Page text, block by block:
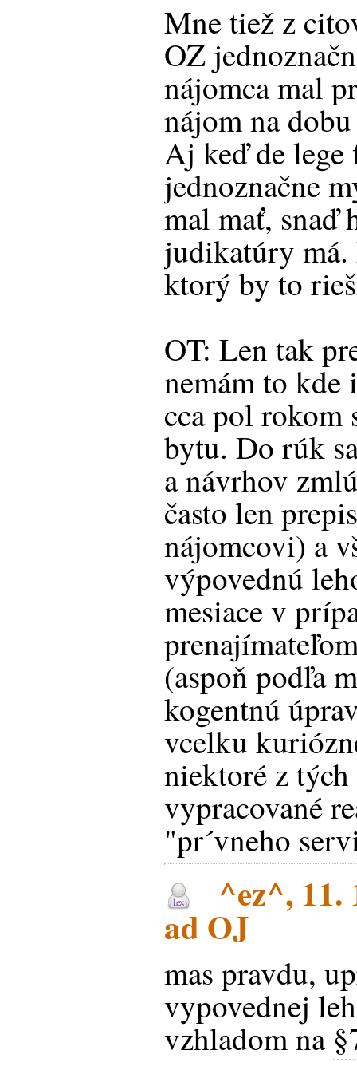
Mne tiež z
OZ
nájomca mal
nájom na
Aj keď de lege
jednoznačne
mal mať, snaď
judikatúry má.
ktorý by to
OT: Len tak
nemám to kde
cca pol rokom
bytu. Do rúk
a návrhov
často len
nájomcovi) a
výpovednú
mesiace v
(aspoň podľa
kogentnú
vcelku
niektoré z
vypracované
"pr´vneho
^ez^, 11.
ad OJ
mas pravdu,
vypovednej
vzhladom na